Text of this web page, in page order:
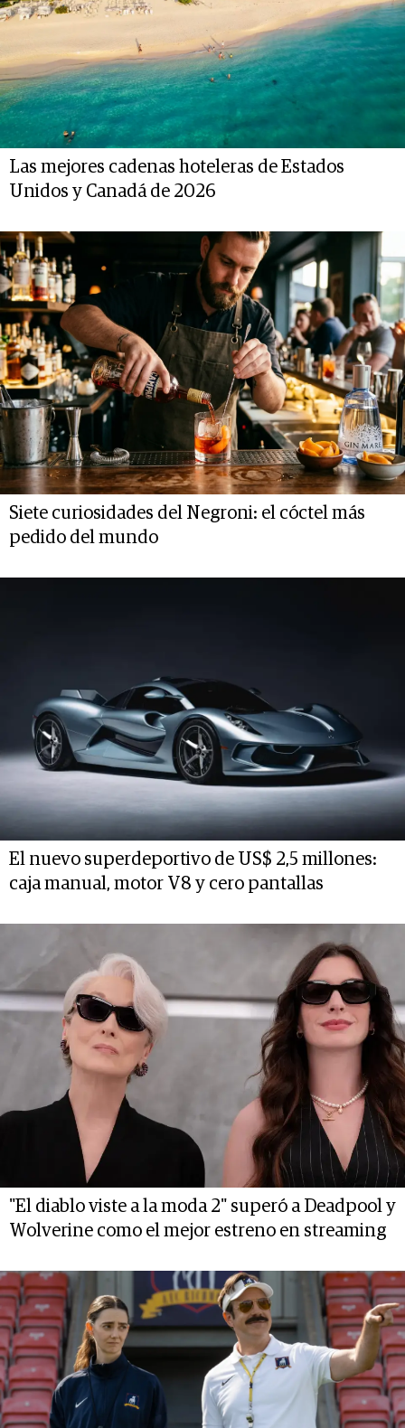
Las mejores cadenas hoteleras de Estados
Unidos y Canadá de 2026
Siete curiosidades del Negroni: el cóctel más
pedido del mundo
El nuevo superdeportivo de US$ 2,5 millones:
caja manual, motor V8 y cero pantallas
"El diablo viste a la moda 2" superó a Deadpool y
Wolverine como el mejor estreno en streaming